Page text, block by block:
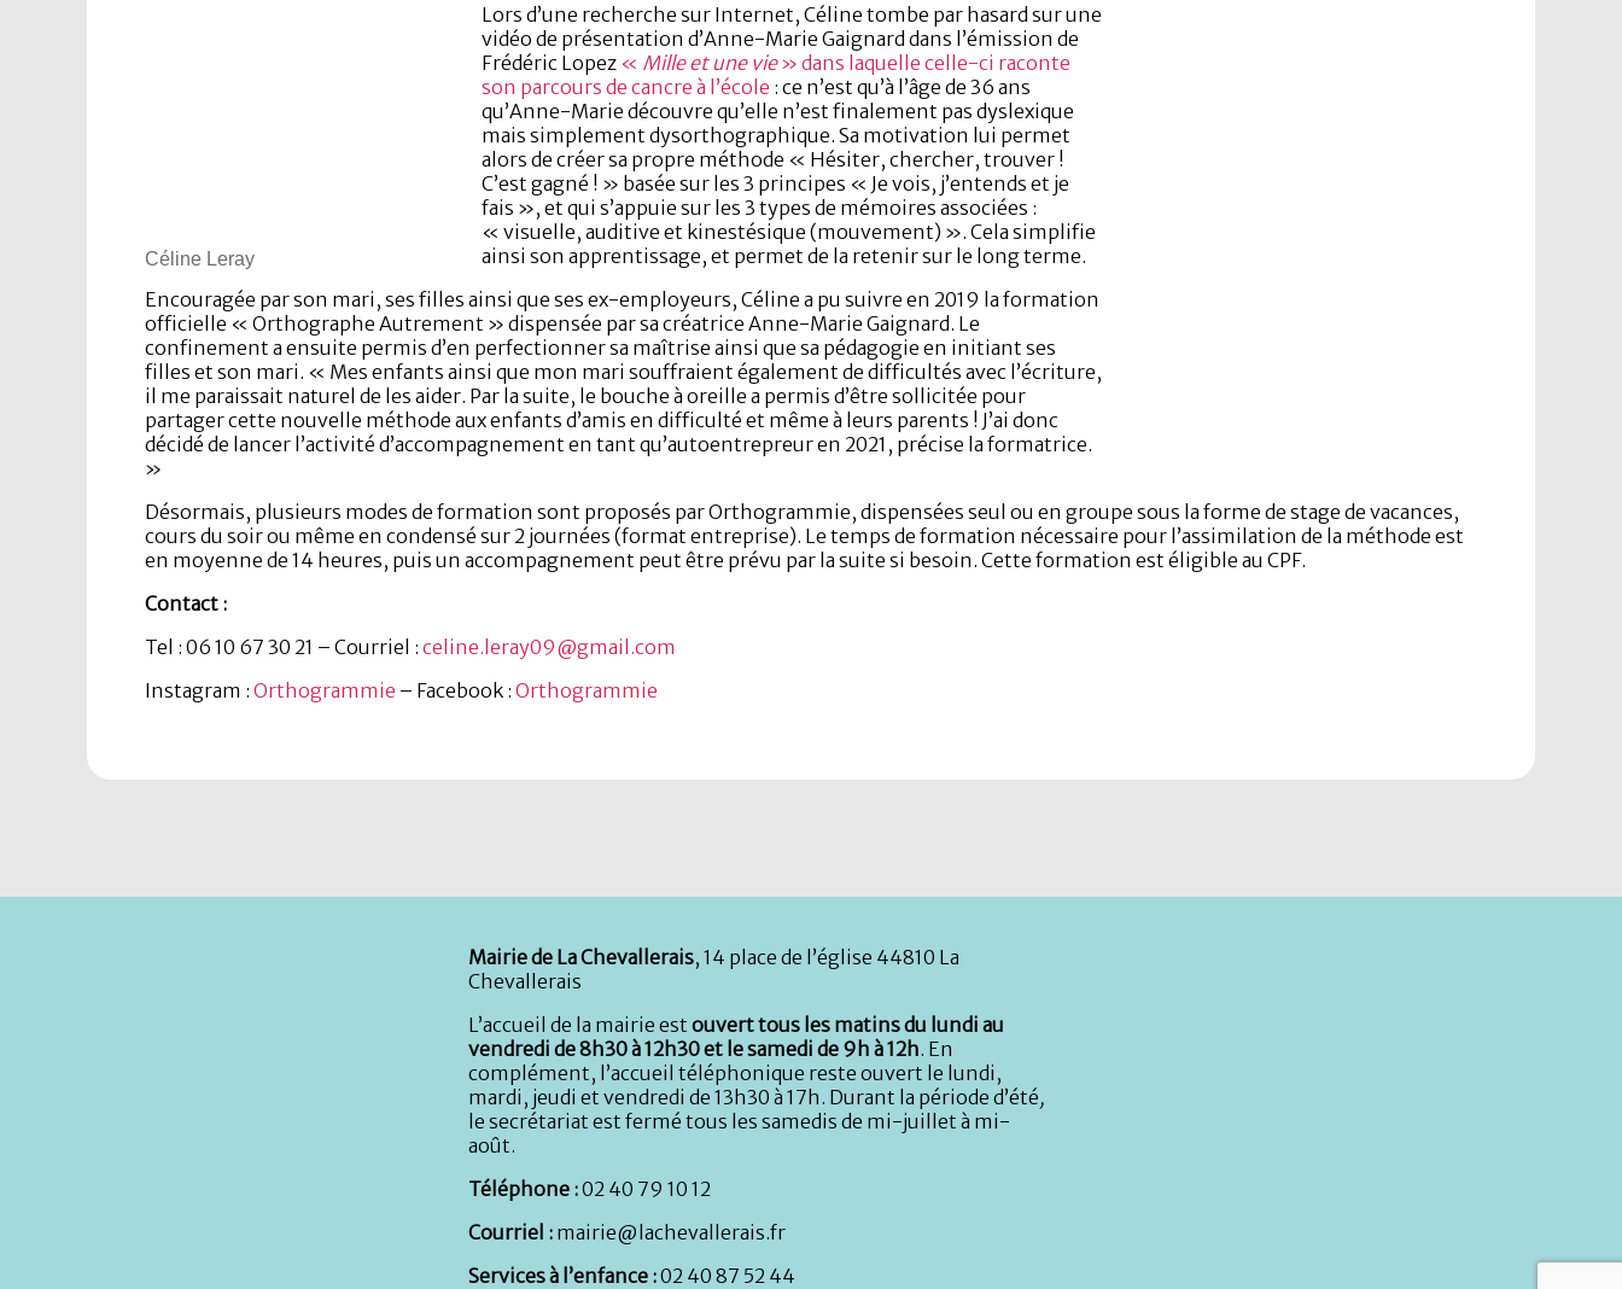
Céline Leray
Lors d’une recherche sur Internet, Céline tombe par hasard sur une
vidéo de présentation d’Anne-Marie Gaignard dans l’émission de
Frédéric Lopez « Mille et une vie» dans laquelle celle-ci raconte
son parcours de cancre à l’école : ce n’est qu’à l’âge de 36 ans
qu’Anne-Marie découvre qu’elle n’est finalement pas dyslexique
mais simplement dysorthographique. Sa motivation lui permet
alors de créer sa propre méthode « Hésiter, chercher, trouver !
C’est gagné ! » basée sur les 3 principes « Je vois, j’entends et je
fais », et qui s’appuie sur les 3 types de mémoires associées :
« visuelle, auditive et kinestésique (mouvement) ». Cela simplifie
ainsi son apprentissage, et permet de la retenir sur le long terme.
Encouragée par son mari, ses filles ainsi que ses ex-employeurs, Céline a pu suivre en 2019 la formation
officielle « Orthographe Autrement » dispensée par sa créatrice Anne-Marie Gaignard. Le
confinement a ensuite permis d’en perfectionner sa maîtrise ainsi que sa pédagogie en initiant ses
filles et son mari. « Mes enfants ainsi que mon mari souffraient également de difficultés avec l’écriture,
il me paraissait naturel de les aider. Par la suite, le bouche à oreille a permis d’être sollicitée pour
partager cette nouvelle méthode aux enfants d’amis en difficulté et même à leurs parents ! J’ai donc
décidé de lancer l’activité d’accompagnement en tant qu’auto­entrepreur en 2021, précise la formatrice.
»
Désormais, plusieurs modes de formation sont proposés par Orthogrammie, dispensées seul ou en groupe sous la forme de stage de vacances,
cours du soir ou même en condensé sur 2 journées (format entreprise). Le temps de formation nécessaire pour l’assimilation de la méthode est
en moyenne de 14 heures, puis un accompagnement peut être prévu par la suite si besoin. Cette formation est éligible au CPF.
Contact :
Tel : 06 10 67 30 21 – Courriel : celine.leray09@gmail.com
Instagram : Orthogrammie – Facebook : Orthogrammie
Mairie de La Chevallerais, 14 place de l’église 44810 La
Chevallerais
L’accueil de la mairie est ouvert tous les matins du lundi au
vendredi de 8h30 à 12h30 et le samedi de 9h à 12h. En
complément, l’accueil téléphonique reste ouvert le lundi,
mardi, jeudi et vendredi de 13h30 à 17h. Durant la période d’été,
le secrétariat est fermé tous les samedis de mi-juillet à mi-
août.
Téléphone :02 40 79 10 12
Courriel : mairie@lachevallerais.fr
Services à l’enfance :02 40 87 52 44